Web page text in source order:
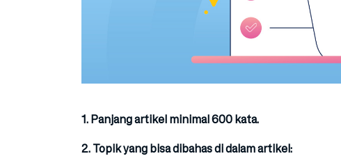
1. Panjang artikel minimal 600 kata.
2. Topik yang bisa dibahas di dalam artikel: